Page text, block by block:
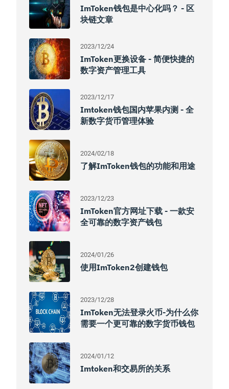
ImToken钱包是中心化吗？ - 区
块链文章
2023/12/24
ImToken更换设备 - 简便快捷的
数字资产管理工具
2023/12/17
Imtoken钱包国内苹果内测 - 全
新数字货币管理体验
2024/02/18
了解imToken钱包的功能和用途
2023/12/23
ImToken官方网址下载 - 一款安
全可靠的数字资产钱包
2024/01/26
使用imToken2创建钱包
2023/12/28
ImToken无法登录火币-为什么你
需要一个更可靠的数字货币钱包
2024/01/12
Imtoken和交易所的关系